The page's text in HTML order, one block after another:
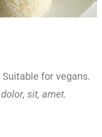
for vegans.
sit, amet.